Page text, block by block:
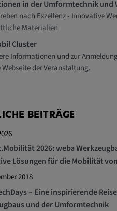
in der Umformtechnik und
nach Exzellenz - Innovative
Materialien
Cluster
Informationen und zur
der Veranstaltung.
BEITRÄGE
2026: weba
Lösungen für die Mobilität
2018
– Eine inspirierende
und der Umformtechnik